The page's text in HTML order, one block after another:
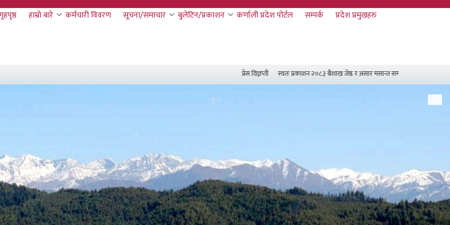
हाम्रो बारे कर्मचारी विवरण सूचना/समाचार बुलेटिन/प्रकाशन कर्णाली प्रदेश पोर्टल सम्पर्क प्रदेश प्रमुखहरु
प्रेस विज्ञप्ती स्वतः प्रकाशन २०८३ बैशाख जेष्ठ र असार मसान्त सम्म प्रदेश सभा सदस्य मा. मंगल